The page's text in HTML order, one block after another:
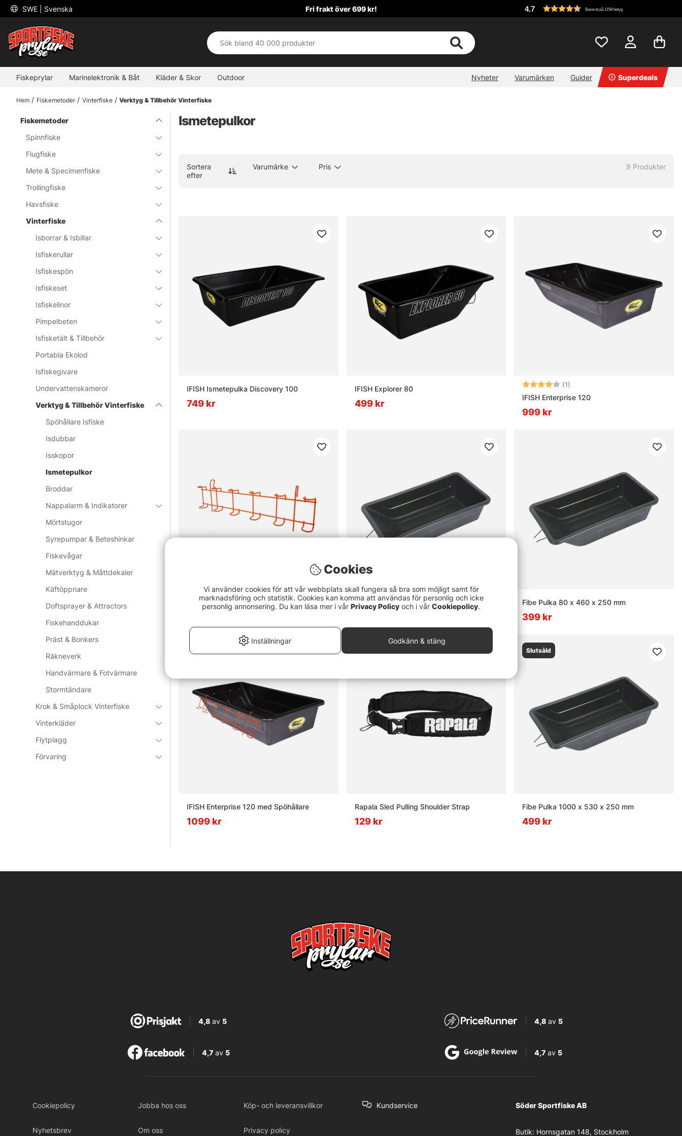
SWE | Svenska Fri frakt över 699 kr! 4.7 Baserat på 1158 betyg
Fiskeprylar Marinelektronik & Båt Kläder & Skor Outdoor Nyheter Varumärken Guider Superdeals
Hem Fiskemetoder Vinterfiske Verktyg & Tillbehör Vinterfiske
Fiskemetoder
Spinnfiske
Flugfiske
Mete & Specimenfiske
Trollingfiske
Havsfiske
Vinterfiske
Isborrar & Isbillar
Isfiskerullar
Isfiskespön
Isfiskeset
Isfiskelinor
Pimpelbeten
Isfisketält & Tillbehör
Portabla Ekolod
Isfiskegivare
Undervattenskameror
Verktyg & Tillbehör Vinterfiske
Spöhållare Isfiske
Isdubbar
Isskopor
Ismetepulkor
Broddar
Nappalarm & Indikatorer
Mörtstugor
Syrepumpar & Beteshinkar
Fiskevågar
Mätverktyg & Måttdekaler
Käftöppnare
Doftsprayer & Attractors
Fiskehanddukar
Präst & Bonkers
Räkneverk
Handvärmare & Fotvärmare
Stormtändare
Krok & Småplock Vinterfiske
Vinterkläder
Flytplagg
Förvaring
Ismetepulkor
Sortera
efter
Varumärke Pris 9 Produkter
IFISH Ismetepulka Discovery 100
749 kr
IFISH Explorer 80
499 kr
Betyg: (1)
IFISH Enterprise 120
999 kr
IFISH Spöhållare för Pulka Fibe Pulka 1200 x 630 x 250 mm Fibe Pulka 80 x 460 x 250 mm
399 kr
IFISH Enterprise 120 med Spöhållare
1099 kr
Rapala Sled Pulling Shoulder Strap
129 kr
Slutsåld
Fibe Pulka 1000 x 530 x 250 mm
499 kr
4,8 av5 4,8av 5
4,7av 5 4,7av 5
Cookiepolicy Jobba hos oss Köp- och leveransvillkor
Nyhetsbrev Om oss Privacy policy
Kundservice Söder Sportfiske AB
Butik: Hornsgatan 148, Stockholm
Cookies
Vi använder cookies för att vår webbplats skall fungera så bra som möjligt samt för
marknadsföring och statistik. Cookies kan komma att användas för personlig och icke
personlig annonsering. Du kan läsa mer i vår Privacy Policy och i vår Cookiepolicy.
Inställningar Godkänn & stäng